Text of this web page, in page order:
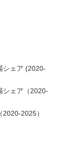
シェア (2020-
シェア（2020-
2025）